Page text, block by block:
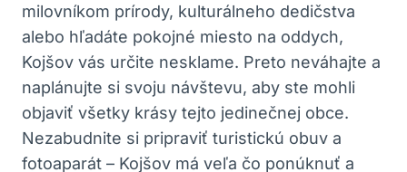
milovníkom prírody, kulturálneho dedičstva
alebo hľadáte pokojné miesto na oddych,
Kojšov vás určite nesklame. Preto neváhajte a
naplánujte si svoju návštevu, aby ste mohli
objaviť všetky krásy tejto jedinečnej obce.
Nezabudnite si pripraviť turistickú obuv a
fotoaparát – Kojšov má veľa čo ponúknuť a